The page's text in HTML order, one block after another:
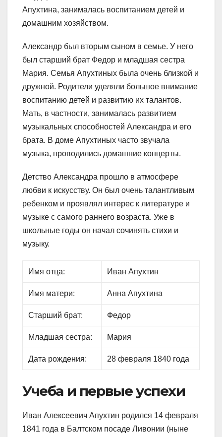
Апухтина, занималась воспитанием детей и
домашним хозяйством.
Александр был вторым сыном в семье. У него
был старший брат Федор и младшая сестра
Мария. Семья Апухтиных была очень близкой и
дружной. Родители уделяли большое внимание
воспитанию детей и развитию их талантов.
Мать, в частности, занималась развитием
музыкальных способностей Александра и его
брата. В доме Апухтиных часто звучала
музыка, проводились домашние концерты.
Детство Александра прошло в атмосфере
любви к искусству. Он был очень талантливым
ребенком и проявлял интерес к литературе и
музыке с самого раннего возраста. Уже в
школьные годы он начал сочинять стихи и
музыку.
Имя отца: Иван Апухтин
Имя матери: Анна Апухтина
Старший брат: Федор
Младшая сестра: Мария
Дата рождения: 28 февраля 1840 года
Учеба и первые успехи
Иван Алексеевич Апухтин родился 14 февраля
1841 года в Балтском посаде Ливонии (ныне